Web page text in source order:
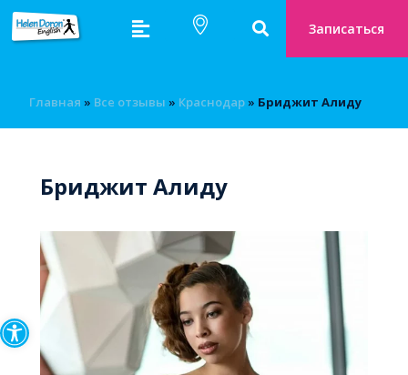
Открыть панель
Записаться
Главная » Bсе отзывы » Краснодар » Бриджит Алиду
Бриджит Алиду